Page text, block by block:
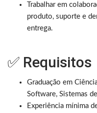
Trabalhar em
produto, suporte e
entrega.
✅ Requisitos
Graduação em
Software, Sistemas
Experiência mínima